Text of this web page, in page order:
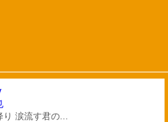
り 涙流す君の...